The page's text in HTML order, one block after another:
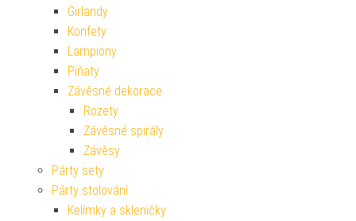
Girlandy
Konfety
Lampiony
Piňaty
Závěsné dekorace
Rozety
Závěsné spirály
Závěsy
Párty sety
Párty stolování
Kelímky a skleničky